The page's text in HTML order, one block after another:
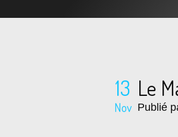
13
Nov
Le
Publié